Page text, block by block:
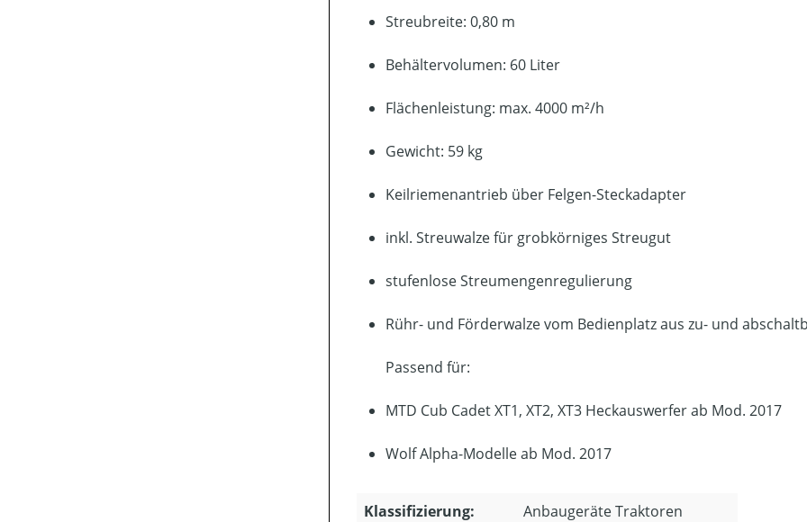
Streubreite: 0,80 m
Behältervolumen: 60 Liter
Flächenleistung: max. 4000 m²/h
Gewicht: 59 kg
Keilriemenantrieb über Felgen-Steckadapter
inkl. Streuwalze für grobkörniges Streugut
stufenlose Streumengenregulierung
Rühr- und Förderwalze vom Bedienplatz aus zu- und
Passend für:
MTD Cub Cadet XT1, XT2, XT3 Heckauswerfer ab Mod. 2017
Wolf Alpha-Modelle ab Mod. 2017
Klassifizierung: Anbaugeräte Traktoren